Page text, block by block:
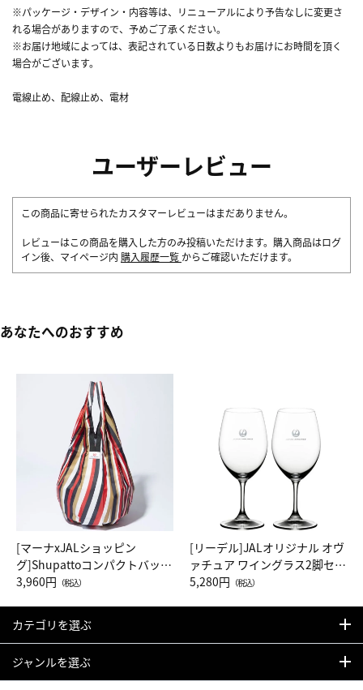
※パッケージ・デザイン・内容等は、リニューアルにより予告なしに変更さ
れる場合がありますので、予めご了承ください。
※お届け地域によっては、表記されている日数よりもお届けにお時間を頂く
場合がございます。
電線止め、配線止め、電材
ユーザーレビュー
この商品に寄せられたカスタマーレビューはまだありません。
レビューはこの商品を購入した方のみ投稿いただけます。購入商品はログ
イン後、マイページ内 購入履歴一覧 からご確認いただけます。
あなたへのおすすめ
[マーナxJALショッピン
グ]Shupattoコンパクトバッグ
Drop JAL客室乗務員（LC）ス
3,960円 （税込）
[リーデル]JALオリジナル オヴ
ァチュア ワイングラス2脚セッ
ト（レッドワイン）
5,280円 （税込）
カテゴリを選ぶ
ジャンルを選ぶ